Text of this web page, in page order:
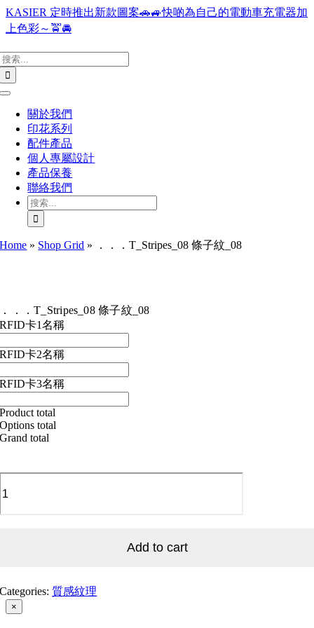
Skip
to
content
KASIER 定時推出新款圖案🚗🚙快啲為自己的電動車充電器加
上色彩～🚖🚘
Toggle
Navigation關於我們
印花系列
配件產品
個人專屬設計
產品保養
聯絡我們
搜
索
結
果：
Home » Shop Grid » ．．．T_Stripes_08 條子紋_08
．．．T_Stripes_08 條子紋_08
RFID卡1名稱
RFID卡2名稱
RFID卡3名稱
Product total
Options total
Grand total
Add to cart
Categories: 質感紋理
Close
product
×